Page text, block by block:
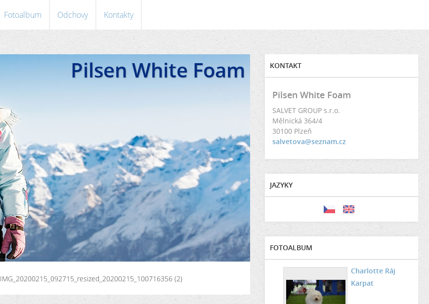
Fotoalbum Odchovy Kontakty
Pilsen White Foam
IMG_20200215_092715_resized_20200215_100716356 (2)
KONTAKT
Pilsen White Foam
SALVET GROUP s.r.o.
Mělnická 364/4
30100 Plzeň
salvetova@seznam.cz
JAZYKY
FOTOALBUM
Charlotte Ráj
Karpat